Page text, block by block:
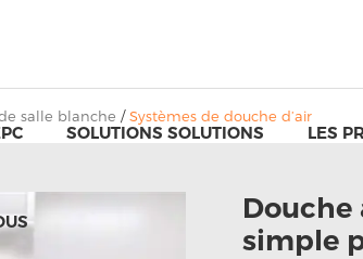
SOLUTIONS SOLUTIONS LES
salle blanche /Systèmes de douche d’air
Douche
simple